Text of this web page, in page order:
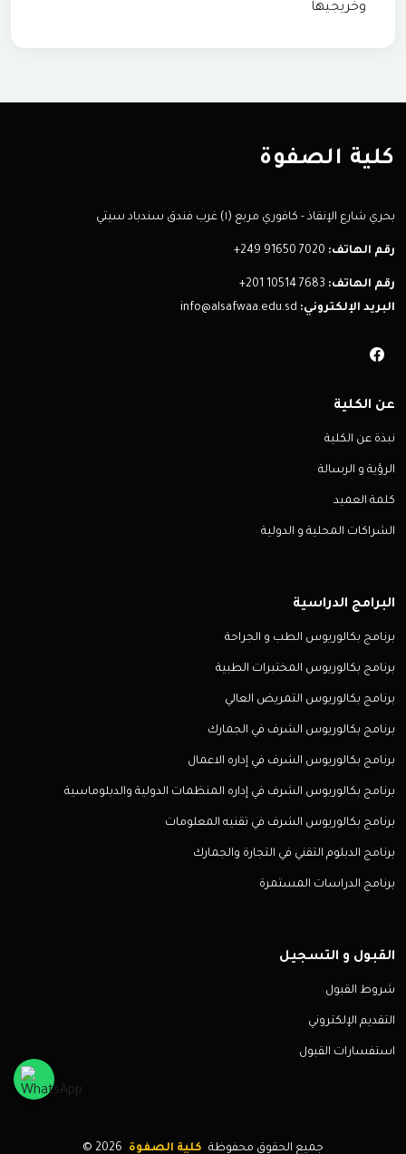
وخريجيها
كلية الصفوة
بحري شارع الإنقاذ - كافوري مربع (١) غرب فندق سندباد سيتي
رقم الهاتف: +249 91650 7020
رقم الهاتف: +201 10514 7683
البريد الإلكتروني: info@alsafwaa.edu.sd
عن الكلية
نبذة عن الكلية
الرؤية و الرسالة
كلمة العميد
الشراكات المحلية و الدولية
البرامج الدراسية
برنامج بكالوريوس الطب و الجراحة
برنامج بكالوريوس المختبرات الطبية
برنامج بكالوريوس التمريض العالي
برنامج بكالوريوس الشرف في الجمارك
برنامج بكالوريوس الشرف في إداره الاعمال
برنامج بكالوريوس الشرف في إداره المنظمات الدولية والدبلوماسية
برنامج بكالوريوس الشرف في تقنيه المعلومات
برنامج الدبلوم التقني في التجارة والجمارك
برنامج الدراسات المستمرة
القبول و التسجيل
شروط القبول
التقديم الإلكتروني
استفسارات القبول
© جميع الحقوق محفوظة كلية الصفوة 2026